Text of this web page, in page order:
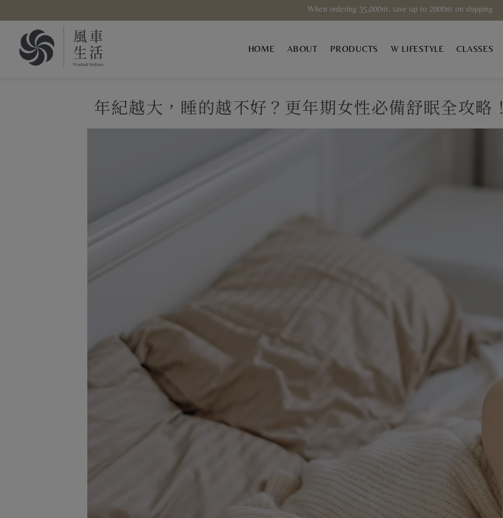
When ordering 35,000nt, save up to 2000nt on shipping
HOME ABOUT PRODUCTS W LIFESTYLE CLASSES
年紀越大，睡的越不好？更年期女性必備舒眠全攻略！